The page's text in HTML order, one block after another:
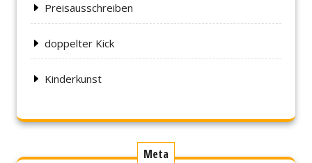
Preisausschreiben
doppelter Kick
Kinderkunst
Meta